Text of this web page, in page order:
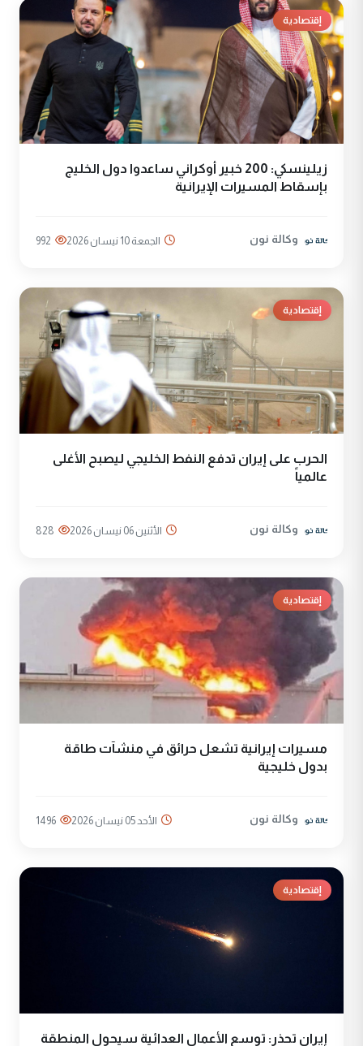
إقتصادية
زيلينسكي: 200 خبير أوكراني ساعدوا دول الخليج
بإسقاط المسيرات الإيرانية
وكالة نون الجمعة 10 نيسان 2026 992
إقتصادية
الحرب على إيران تدفع النفط الخليجي ليصبح الأغلى
عالمياً
وكالة نون الأثنين 06 نيسان 2026 828
إقتصادية
مسيرات إيرانية تشعل حرائق في منشآت طاقة
بدول خليجية
وكالة نون الأحد 05 نيسان 2026 1496
إقتصادية
إيران تحذر: توسع الأعمال العدائية سيحول المنطقة